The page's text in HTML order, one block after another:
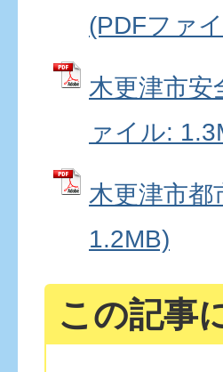
(PDFファ
木更津市安
ァイル:
木更津市都
1.2MB)
この記事